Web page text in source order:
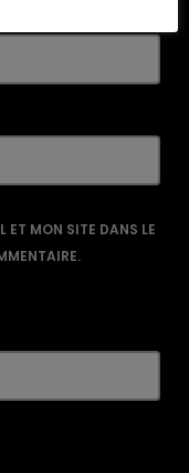
ET MON SITE DANS LE